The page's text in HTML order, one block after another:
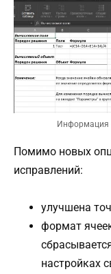
Информация
Помимо новых
исправлений:
улучшена
формат
настройках